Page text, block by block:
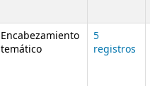
Encabezamiento
temático
5
registros